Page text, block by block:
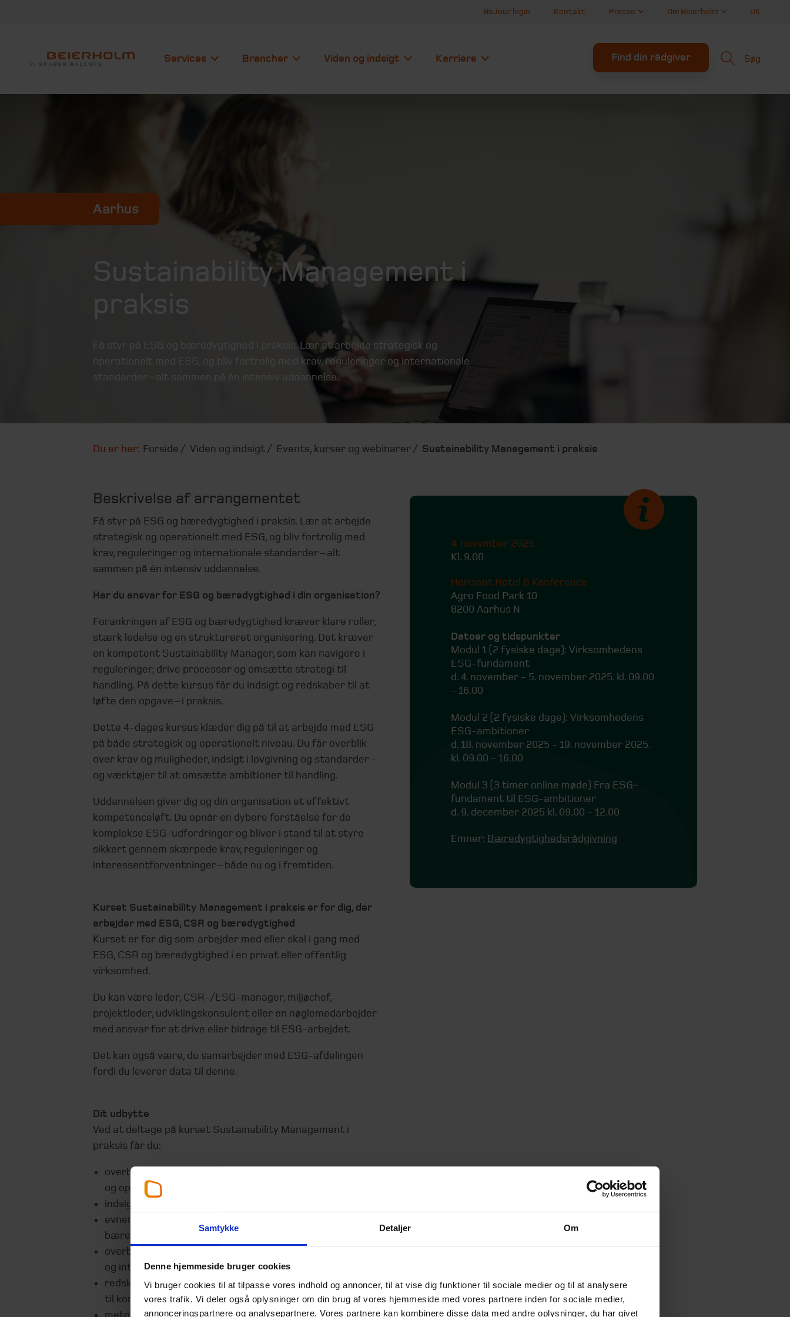
Samtykke Detaljer Om
Denne hjemmeside bruger cookies
Vi bruger cookies til at tilpasse vores indhold og annoncer, til at vise dig funktioner til sociale medier og til at analysere
vores trafik. Vi deler også oplysninger om din brug af vores hjemmeside med vores partnere inden for sociale medier,
annonceringspartnere og analysepartnere. Vores partnere kan kombinere disse data med andre oplysninger, du har givet
BeJour login Kontakt Presse Om Beierholm UK
Services Brancher Viden og indsigt Karriere Find din rådgiver Søg
Aarhus
Sustainability Management i
Få styr på ESG og bæredygtighed i praksis. Lær at arbejde strategisk og
operationelt med ESG, og bliv fortrolig med krav, reguleringer og internationale
standarder – alt sammen på én intensiv uddannelse.
Du er her: Forside Viden og indsigt Events, kurser og webinarer Sustainability Management i praksis
Beskrivelse af arrangementet
Få styr på ESG og bæredygtighed i praksis. Lær at arbejde
strategisk og operationelt med ESG, og bliv fortrolig med
krav, reguleringer og internationale standarder – alt
sammen på én intensiv uddannelse.
Har du ansvar for ESG og bæredygtighed i din organisation?
Forankringen af ESG og bæredygtighed kræver klare roller,
stærk ledelse og en struktureret organisering. Det kræver
en kompetent Sustainability Manager, som kan navigere i
reguleringer, drive processer og omsætte strategi til
handling. På dette kursus får du indsigt og redskaber til at
løfte den opgave – i praksis.
Dette 4-dages kursus klæder dig på til at arbejde med ESG
på både strategisk og operationelt niveau. Du får overblik
over krav og muligheder, indsigt i lovgivning og standarder –
og værktøjer til at omsætte ambitioner til handling.
Uddannelsen giver dig og din organisation et effektivt
kompetenceløft. Du opnår en dybere forståelse for de
komplekse ESG-udfordringer og bliver i stand til at styre
sikkert gennem skærpede krav, reguleringer og
interessentforventninger – både nu og i fremtiden.
Kurset Sustainability Management i praksis er for dig, der
arbejder med ESG, CSR og bæredygtighed
Kurset er for dig som arbejder med eller skal i gang med
ESG, CSR og bæredygtighed i en privat eller offentlig
virksomhed.
Du kan være leder, CSR-/ESG-manager, miljøchef,
projektleder, udviklingskonsulent eller en nøglemedarbejder
med ansvar for at drive eller bidrage til ESG-arbejdet.
Det kan også være, du samarbejder med ESG-afdelingen
fordi du leverer data til denne.
Dit udbytte
Ved at deltage på kurset Sustainability Management i
praksis får du:
overblik over ESG og bæredygtighed på både strategisk
og operationelt niveau
indsigt i bæredygtige forretningsmodeller og værdikæder
evnen til at lede og implementere ESG- og
bæredygtighedsindsatser
overblik over gældende lovkrav, rapporteringsstandarder
og internationale principper
redskaber til klimaregnskab og anvendelse af klimadata
til konkrete klimahandlinger
metoder til at analysere virksomhedens ESG-risici,
4. november 2025
Kl. 9.00
Horisont Hotel & Konference
Agro Food Park 10
8200 Aarhus N
Datoer og tidspunkter
Modul 1 (2 fysiske dage): Virksomhedens
ESG-fundament
d. 4. november - 5. november 2025. kl. 09.00
- 16.00
Modul 2 (2 fysiske dage): Virksomhedens
ESG-ambitioner
d. 18. november 2025 - 19. november 2025.
kl. 09.00 - 16.00
Modul 3 (3 timer online møde) Fra ESG-
fundament til ESG-ambitioner
d. 9. december 2025 kl. 09.00 - 12.00
Emner: Bæredygtighedsrådgivning